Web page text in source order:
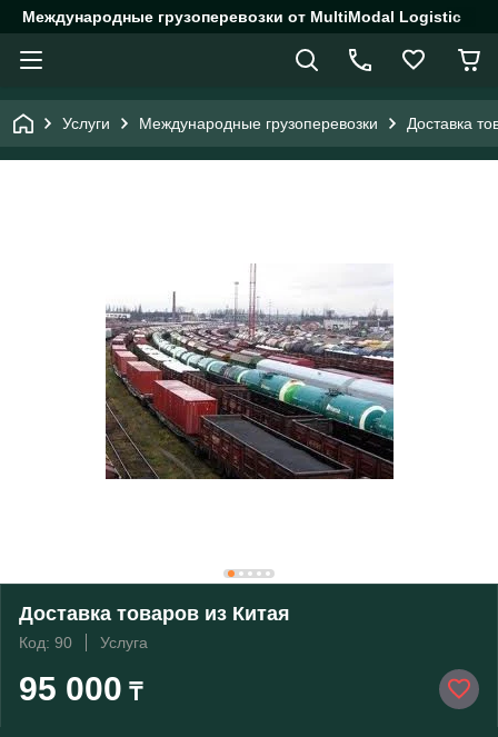
Международные грузоперевозки от MultiModal Logistic
Услуги Международные грузоперевозки Доставка
Доставка товаров из Китая
Код: 90 Услуга
95 000 ₸